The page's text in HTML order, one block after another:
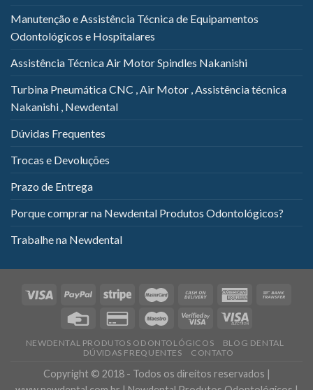
Manutenção e Assistência Técnica de Equipamentos
Odontológicos e Hospitalares
Assistência Técnica Air Motor Spindles Nakanishi
Turbina Pneumática CNC , Air Motor , Assistência técnica
Nakanishi , Newdental
Dúvidas Frequentes
Trocas e Devoluções
Prazo de Entrega
Porque comprar na Newdental Produtos Odontológicos?
Trabalhe na Newdental
NEWDENTAL PRODUTOS ODONTOLÓGICOS
BLOG DENTAL
DÚVIDAS FREQUENTES
CONTATO
Copyright © 2018 - Todos os direitos reservados |